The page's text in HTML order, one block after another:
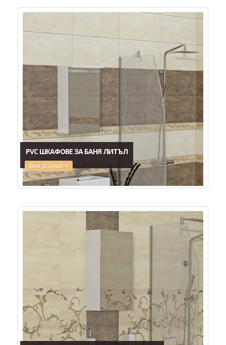
PVC ШКАФОВЕ ЗА БАНЯ ЛИТЪЛ
виж всички >